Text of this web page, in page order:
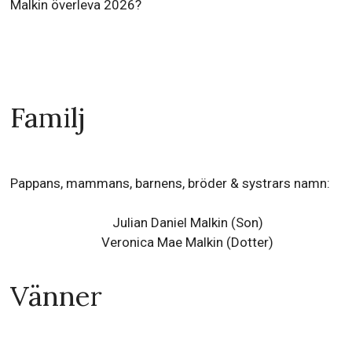
Malkin överleva 2026?
Familj
Pappans, mammans, barnens, bröder & systrars namn:
Julian Daniel Malkin (Son)
Veronica Mae Malkin (Dotter)
Vänner